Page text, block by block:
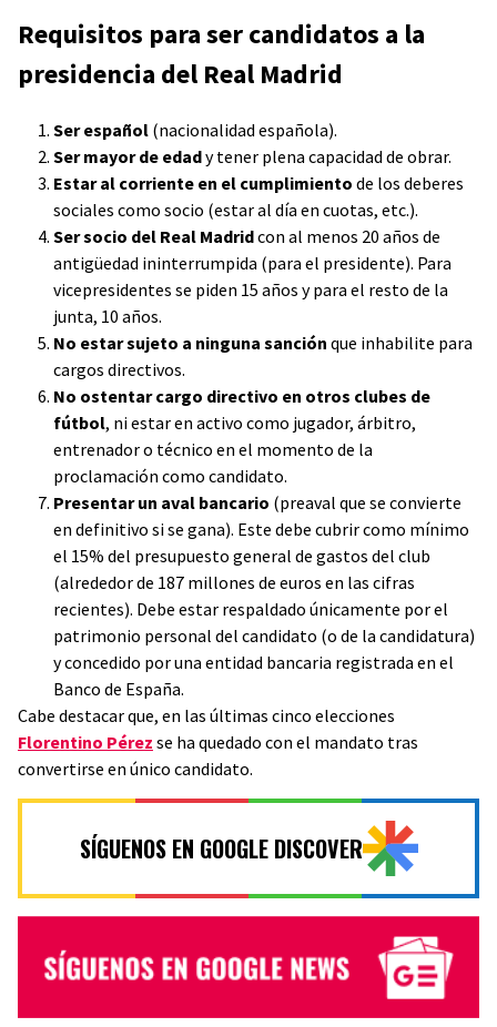
Requisitos para ser candidatos a la
presidencia del Real Madrid
Ser español (nacionalidad española).
Ser mayor de edady tener plena capacidad de obrar.
Estar al corriente en el cumplimiento de los deberes
sociales como socio (estar al día en cuotas, etc.).
Ser socio del Real Madridcon al menos 20 años de
antigüedad ininterrumpida (para el presidente). Para
vicepresidentes se piden 15 años y para el resto de la
junta, 10 años.
No estar sujeto a ninguna sanción que inhabilite para
cargos directivos.
No ostentar cargo directivo en otros clubes de
fútbol, ni estar en activo como jugador, árbitro,
entrenador o técnico en el momento de la
proclamación como candidato.
Presentar un aval bancario (preaval que se convierte
en definitivo si se gana). Este debe cubrir como mínimo
el 15% del presupuesto general de gastos del club
(alrededor de 187 millones de euros en las cifras
recientes). Debe estar respaldado únicamente por el
patrimonio personal del candidato (o de la candidatura)
y concedido por una entidad bancaria registrada en el
Banco de España.
Cabe destacar que, en las últimas cinco elecciones
Florentino Pérez se ha quedado con el mandato tras
convertirse en único candidato.
SÍGUENOS EN GOOGLE DISCOVER